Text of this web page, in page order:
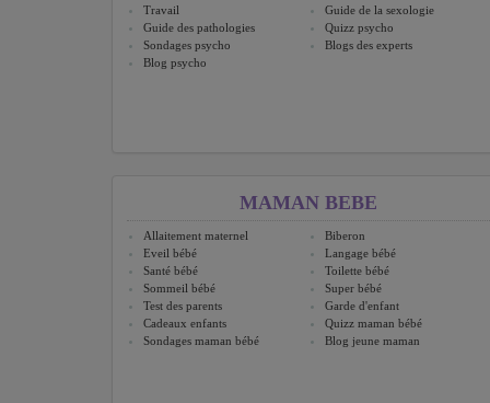
Travail
Guide de la sexologie
Guide des pathologies
Quizz psycho
Sondages psycho
Blogs des experts
Blog psycho
MAMAN BEBE
Allaitement maternel
Biberon
Eveil bébé
Langage bébé
Santé bébé
Toilette bébé
Sommeil bébé
Super bébé
Test des parents
Garde d'enfant
Cadeaux enfants
Quizz maman bébé
Sondages maman bébé
Blog jeune maman